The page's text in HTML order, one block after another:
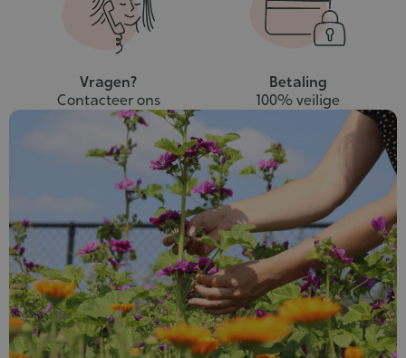
Vragen?
Contacteer ons
Betaling
100% veilige